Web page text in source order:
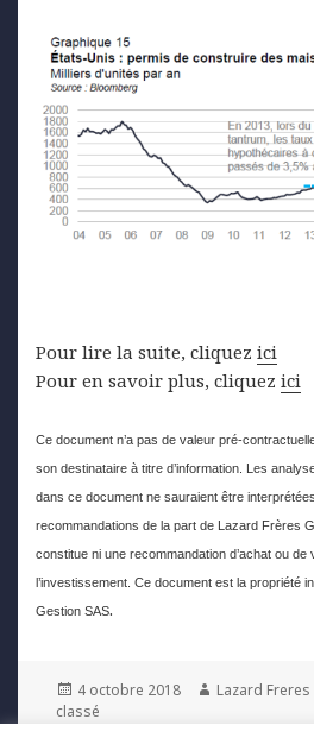
Pour lire la suite, cliquez ici
Pour en savoir plus, cliquez ici
Ce document n’a pas de valeur pré-
son destinataire à titre d’information. Les
dans ce document ne sauraient être
recommandations de la part de Lazard Frères
constitue ni une recommandation d’achat ou de
l’investissement. Ce document est la propriété
Gestion SAS.
Posted
on
4 octobre 2018 Author
Lazard
classé